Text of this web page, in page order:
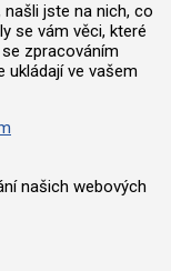
jste na nich, co
se vám věci, které
zpracováním
ukládají ve vašem
našich webových